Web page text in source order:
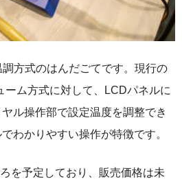
方式のはんだごてです。現行の
ーム方式に対して、LCDパネルに
ル操作部で設定温度を調整でき
わかりやすい操作が特徴です。
を予定しており、販売価格は未